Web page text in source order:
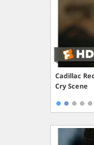
Cadillac
Cry Scene